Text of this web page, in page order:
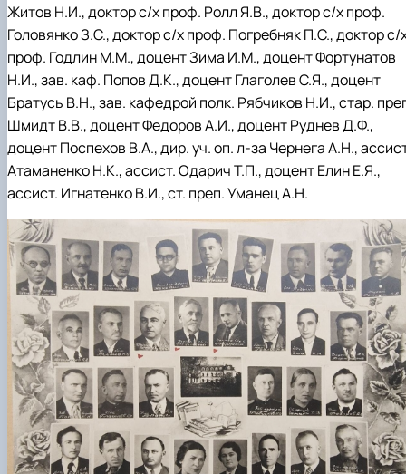
Житов Н.И., доктор с/х проф. Ролл Я.В., доктор с/х проф.
Головянко З.С., доктор с/х проф. Погребняк П.С., доктор с/
проф. Годлин М.М., доцент Зима И.М., доцент Фортунатов
Н.И., зав. каф. Попов Д.К., доцент Глаголев С.Я., доцент
Братусь В.Н., зав. кафедрой полк. Рябчиков Н.И., стар.
Шмидт В.В., доцент Федоров А.И., доцент Руднев Д.Ф.,
доцент Поспехов В.А., дир. уч. оп. л-за Чернега А.Н.,
Атаманенко Н.К., ассист. Одарич Т.П., доцент Елин Е.Я.,
ассист. Игнатенко В.И., ст. преп. Уманец А.Н.